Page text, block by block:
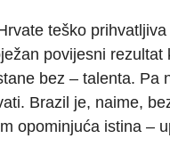
teško
povijesni
bez – talenta. Pa
Brazil je, naime,
opominjuća istina –